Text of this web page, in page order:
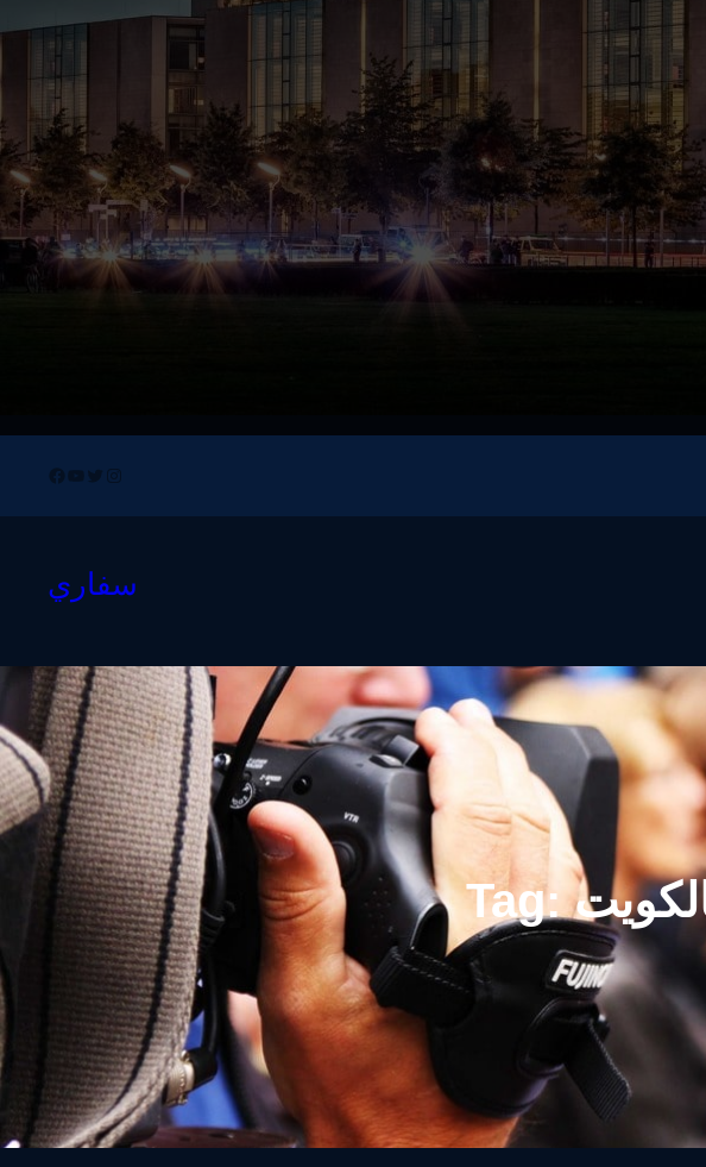
Facebook
YouTube
TwitterInstagram
سفاري
Tag: